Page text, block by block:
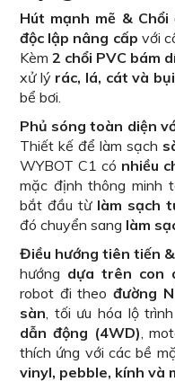
Hút mạnh mẽ & Chổi
độc lập nâng cấp với
Kèm 2 chổi PVC bám
xử lý rác, lá, cát và
bể bơi.
Phủ sóng toàn diện
Thiết kế để làm sạch
WYBOT C1 có nhiều
mặc định thông minh
bắt đầu từ làm sạch
đó chuyển sang làm
Điều hướng tiên tiến
hướng dựa trên con
robot đi theođường
sàn , tối ưu hóa lộ
dẫn động (4WD) ,
thích ứng với các bề
vinyl, pebble, kính và